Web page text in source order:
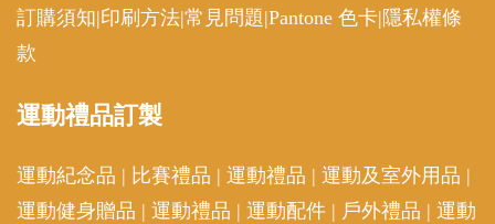
訂購須知|印刷方法|常見問題|Pantone 色卡| 隱私權條
款
運動禮品訂製
運動紀念品 | 比賽禮品 | 運動禮品 | 運動及室外用品 |
運動健身贈品 | 運動禮品 | 運動配件 | 戶外禮品 | 運動